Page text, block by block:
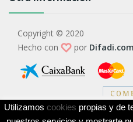
Utilizamos cookies propias y de
Copyright © 2020
Hecho con
por Difadi.com